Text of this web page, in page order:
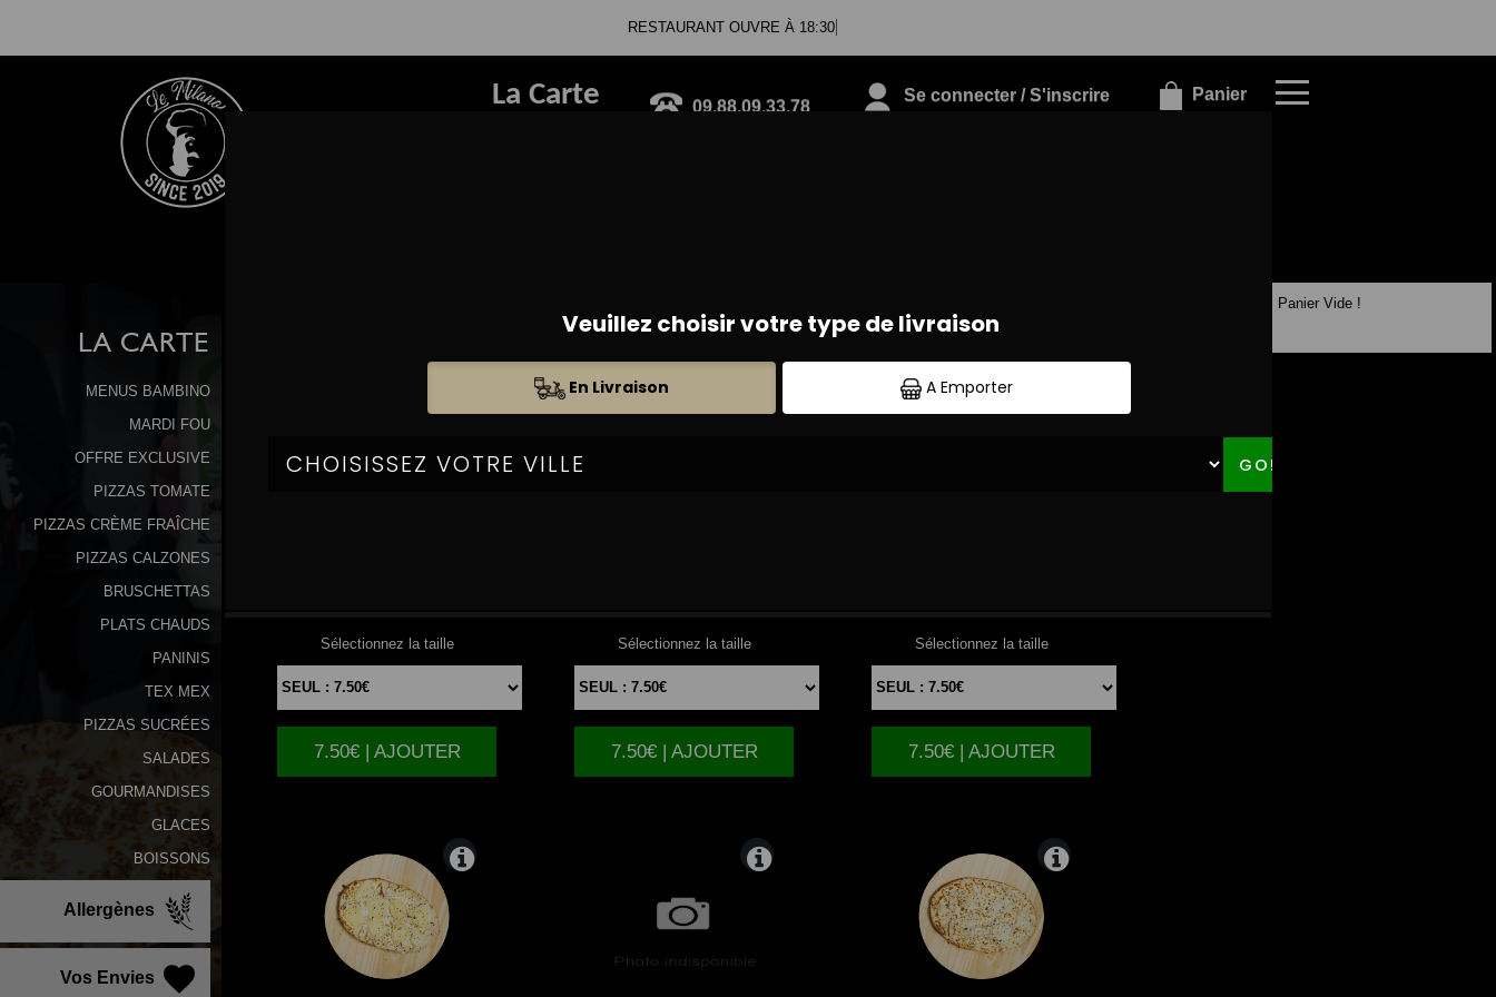
RESTAURANT OUVRE À 18:30
La Carte 09.88.09.33.78 Se connecter / S'inscrire Panier
×
LA CARTE
MENUS BAMBINO
MARDI FOU
OFFRE EXCLUSIVE
PIZZAS TOMATE
PIZZAS CRÈME FRAÎCHE
PIZZAS CALZONES
BRUSCHETTAS
PLATS CHAUDS
PANINIS
TEX MEX
PIZZAS SUCRÉES
SALADES
GOURMANDISES
GLACES
BOISSONS
Allergènes
Vos Envies
BRUSCHETTAS
Sélectionnez la taille
7.50€ | AJOUTER
Sélectionnez la taille
7.50€ | AJOUTER
Sélectionnez la taille
7.50€ | AJOUTER
Panier Vide !